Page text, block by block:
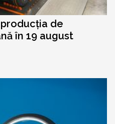
de
în 19 august